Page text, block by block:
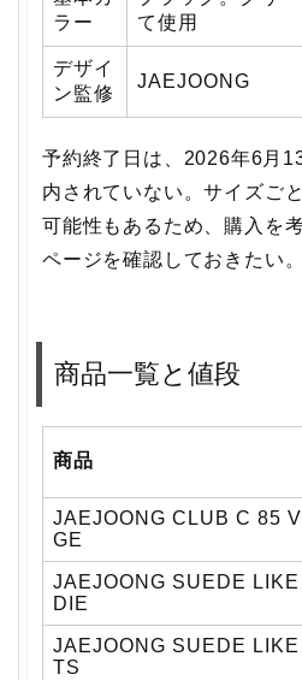
ラー
て使用
デザイ
ン監修
JAEJOONG
予約終了日は、2026年6月
内されていない。サイズご
可能性もあるため、購入を
ページを確認しておきたい。
商品一覧と値段
商品
JAEJOONG CLUB C 85
GE
JAEJOONG SUEDE LIKE
DIE
JAEJOONG SUEDE LIKE
TS